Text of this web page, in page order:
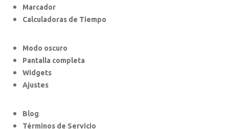
Marcador
Calculadoras de Tiempo
Modo oscuro
Pantalla completa
Widgets
Ajustes
Blog
Términos de Servicio